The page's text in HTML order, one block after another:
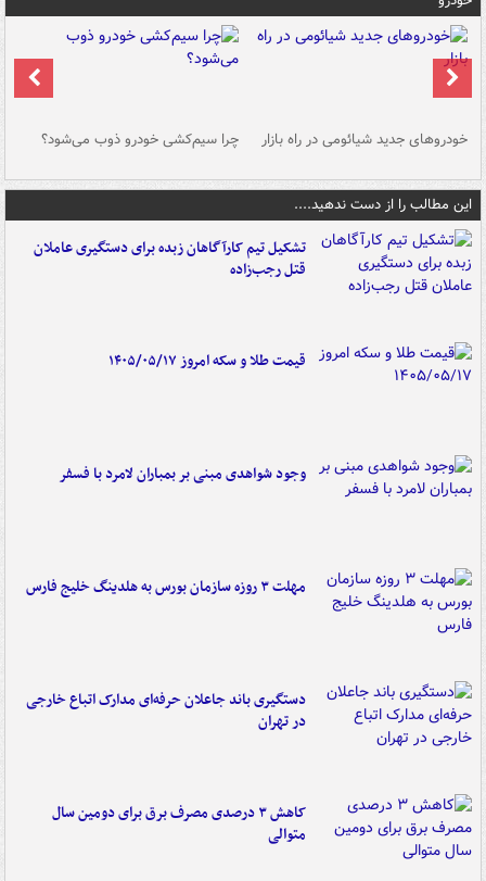
خودروهای جدید شیائومی در راه بازار چرا سیم‌کشی خودرو ذوب می‌شود؟
این مطالب را از دست ندهید....
تشکیل تیم کارآگاهان زبده برای دستگیری عاملان
قتل رجب‌زاده
قیمت طلا و سکه امروز ۱۴۰۵/۰۵/۱۷
وجود شواهدی مبنی بر بمباران لامرد با فسفر
مهلت ۳ روزه سازمان بورس به هلدینگ خلیج فارس
دستگیری باند جاعلان حرفه‌ای مدارک اتباع خارجی
در تهران
کاهش ۳ درصدی مصرف برق برای دومین سال
متوالی